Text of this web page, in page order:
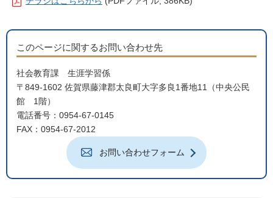
このページに関するお問い合わせ先
社会教育課 生涯学習係
〒849-1602 佐賀県藤津郡太良町大字多良1番地11（中央公民
館 1階）
電話番号：0954-67-0145
FAX：0954-67-2012
お問い合わせフォーム